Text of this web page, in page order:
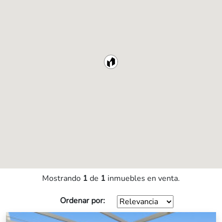
Mostrando 1 de 1 inmuebles en venta.
Ordenar por: